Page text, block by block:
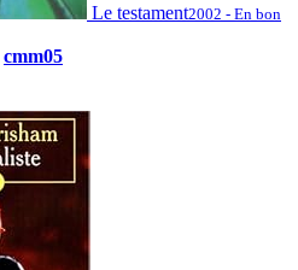
Le testament2002 - En bon
cmm05